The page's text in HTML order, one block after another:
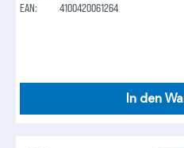
EAN:
4100420061264
In den